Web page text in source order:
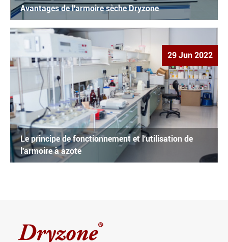
Avantages de l'armoire sèche Dryzone
29 Jun 2022
Le principe de fonctionnement et l'utilisation de
l'armoire à azote